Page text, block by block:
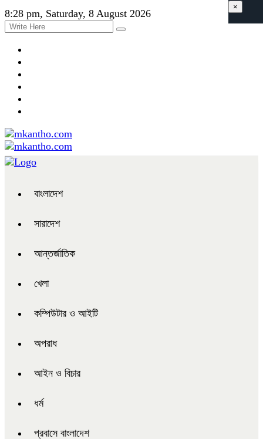
8:28 pm, Saturday, 8 August 2026
বাংলাদেশ
সারাদেশ
আন্তর্জাতিক
খেলা
কম্পিউটার ও আইটি
অপরাধ
আইন ও বিচার
ধর্ম
প্রবাসে বাংলাদেশ
×